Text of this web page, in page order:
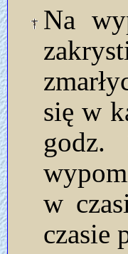
Na
się w
godz.
w
czasie